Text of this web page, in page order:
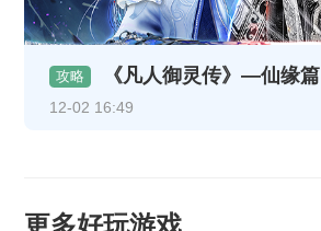
攻略 《凡人御灵传》—仙缘篇
12-02 16:49